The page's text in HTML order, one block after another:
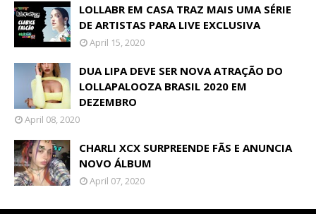
LOLLABR EM CASA TRAZ MAIS UMA SÉRIE
DE ARTISTAS PARA LIVE EXCLUSIVA
April 15, 2020
DUA LIPA DEVE SER NOVA ATRAÇÃO DO
LOLLAPALOOZA BRASIL 2020 EM
DEZEMBRO
April 08, 2020
CHARLI XCX SURPREENDE FÃS E ANUNCIA
NOVO ÁLBUM
April 07, 2020